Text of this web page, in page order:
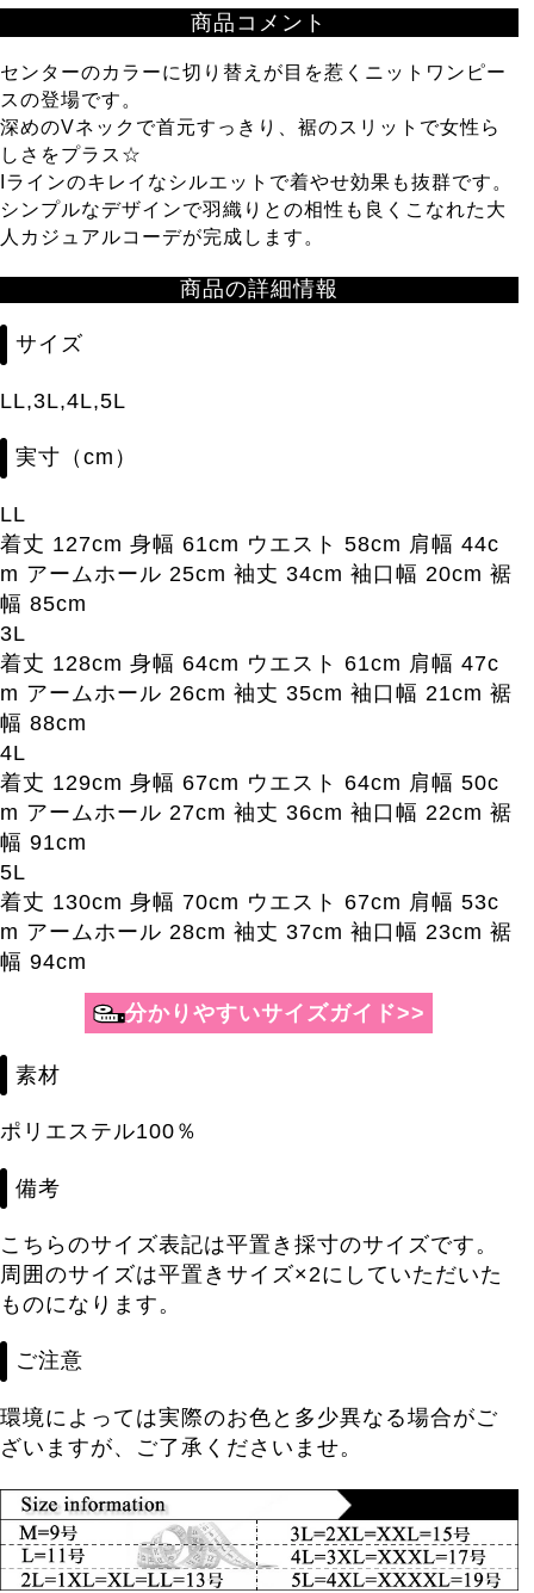
商品コメント
センターのカラーに切り替えが目を惹くニットワンピー
スの登場です。
深めのVネックで首元すっきり、裾のスリットで女性ら
しさをプラス☆
Iラインのキレイなシルエットで着やせ効果も抜群です。
シンプルなデザインで羽織りとの相性も良くこなれた大
人カジュアルコーデが完成します。
商品の詳細情報
サイズ
LL,3L,4L,5L
実寸（cm）
LL
着丈 127cm 身幅 61cm ウエスト 58cm 肩幅 44c
m アームホール 25cm 袖丈 34cm 袖口幅 20cm 裾
幅 85cm
3L
着丈 128cm 身幅 64cm ウエスト 61cm 肩幅 47c
m アームホール 26cm 袖丈 35cm 袖口幅 21cm 裾
幅 88cm
4L
着丈 129cm 身幅 67cm ウエスト 64cm 肩幅 50c
m アームホール 27cm 袖丈 36cm 袖口幅 22cm 裾
幅 91cm
5L
着丈 130cm 身幅 70cm ウエスト 67cm 肩幅 53c
m アームホール 28cm 袖丈 37cm 袖口幅 23cm 裾
幅 94cm
素材
ポリエステル100％
備考
こちらのサイズ表記は平置き採寸のサイズです。
周囲のサイズは平置きサイズ×2にしていただいた
ものになります。
ご注意
環境によっては実際のお色と多少異なる場合がご
ざいますが、ご了承くださいませ。